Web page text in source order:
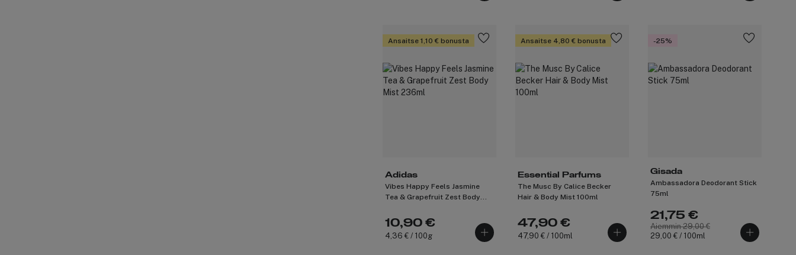
Ansaitse 1,10 € bonusta
Adidas
Vibes Happy Feels Jasmine
Tea & Grapefruit Zest Body
10,90 €
4,36 € / 100g
Ansaitse 4,80 € bonusta
Essential Parfums
The Musc By Calice Becker
Hair & Body Mist 100ml
47,90 €
47,90 € / 100ml
-25%
Gisada
Ambassadora Deodorant Stick
75ml
21,75 €
Aiemmin 29,00 €
29,00 € / 100ml